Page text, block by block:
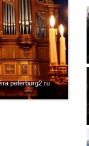
peterburg2.ru